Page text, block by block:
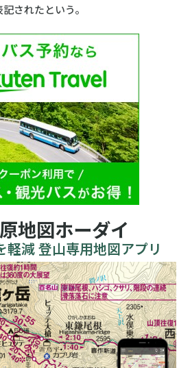
されたという。
地図ホーダイ
軽減 登山専用地図アプリ